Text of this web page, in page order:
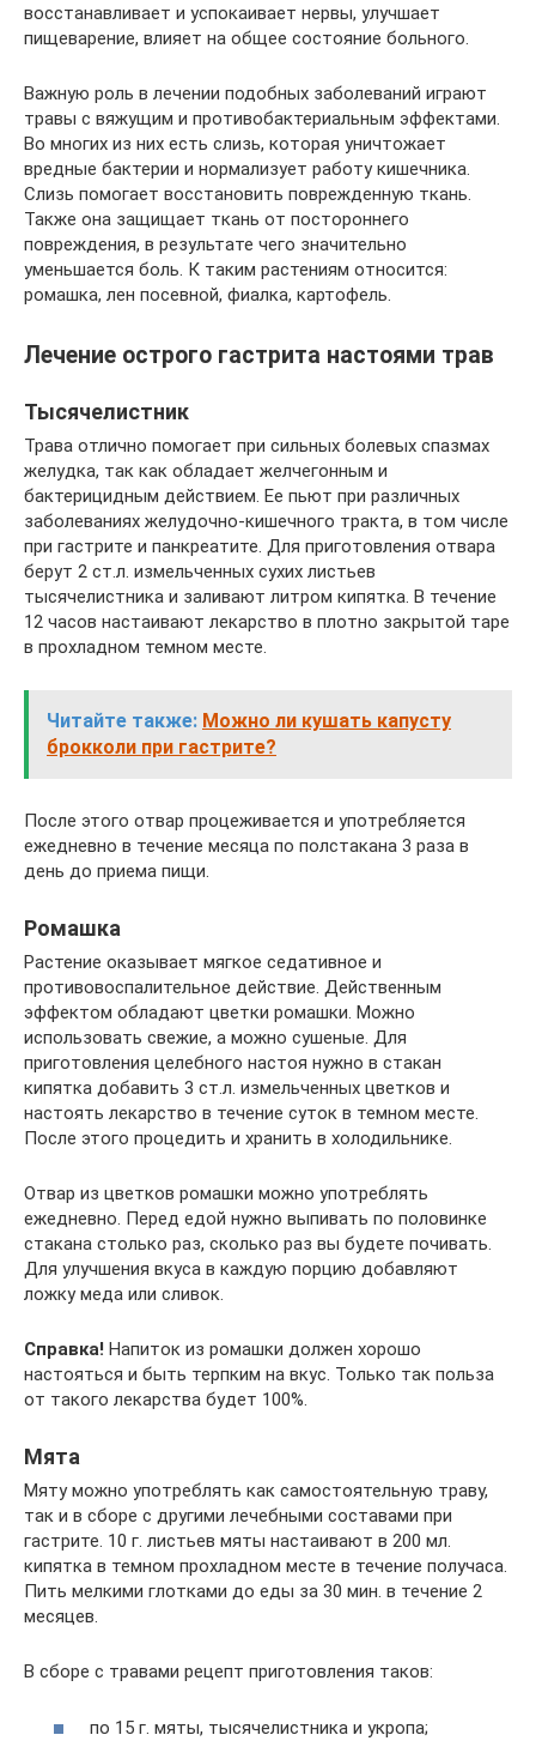
восстанавливает и успокаивает нервы, улучшает
пищеварение, влияет на общее состояние больного.
Важную роль в лечении подобных заболеваний играют
травы с вяжущим и противобактериальным эффектами.
Во многих из них есть слизь, которая уничтожает
вредные бактерии и нормализует работу кишечника.
Слизь помогает восстановить поврежденную ткань.
Также она защищает ткань от постороннего
повреждения, в результате чего значительно
уменьшается боль. К таким растениям относится:
ромашка, лен посевной, фиалка, картофель.
Лечение острого гастрита настоями трав
Тысячелистник
Трава отлично помогает при сильных болевых спазмах
желудка, так как обладает желчегонным и
бактерицидным действием. Ее пьют при различных
заболеваниях желудочно-кишечного тракта, в том числе
при гастрите и панкреатите. Для приготовления отвара
берут 2 ст.л. измельченных сухих листьев
тысячелистника и заливают литром кипятка. В течение
12 часов настаивают лекарство в плотно закрытой таре
в прохладном темном месте.
Читайте также: Можно ли кушать капусту
брокколи при гастрите?
После этого отвар процеживается и употребляется
ежедневно в течение месяца по полстакана 3 раза в
день до приема пищи.
Ромашка
Растение оказывает мягкое седативное и
противовоспалительное действие. Действенным
эффектом обладают цветки ромашки. Можно
использовать свежие, а можно сушеные. Для
приготовления целебного настоя нужно в стакан
кипятка добавить 3 ст.л. измельченных цветков и
настоять лекарство в течение суток в темном месте.
После этого процедить и хранить в холодильнике.
Отвар из цветков ромашки можно употреблять
ежедневно. Перед едой нужно выпивать по половинке
стакана столько раз, сколько раз вы будете почивать.
Для улучшения вкуса в каждую порцию добавляют
ложку меда или сливок.
Справка! Напиток из ромашки должен хорошо
настояться и быть терпким на вкус. Только так польза
от такого лекарства будет 100%.
Мята
Мяту можно употреблять как самостоятельную траву,
так и в сборе с другими лечебными составами при
гастрите. 10 г. листьев мяты настаивают в 200 мл.
кипятка в темном прохладном месте в течение получаса.
Пить мелкими глотками до еды за 30 мин. в течение 2
месяцев.
В сборе с травами рецепт приготовления таков:
по 15 г. мяты, тысячелистника и укропа;